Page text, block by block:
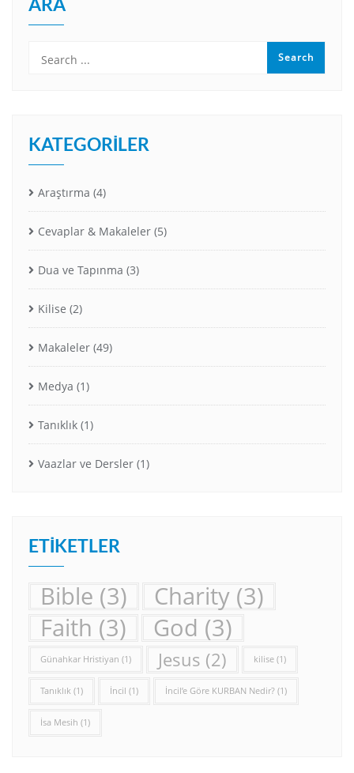
KATEGORILER
Araştırma (4)
Cevaplar & Makaleler (5)
Dua ve Tapınma (3)
Kilise (2)
Makaleler (49)
Medya (1)
Tanıklık (1)
Vaazlar ve Dersler (1)
ETIKETLER
Bible (3) Charity (3)
Faith (3) God (3)
Günahkar Hristiyan (1) Jesus (2) kilise (1)
Tanıklık (1) İncil (1) İncil’e Göre KURBAN Nedir? (1)
İsa Mesih (1)